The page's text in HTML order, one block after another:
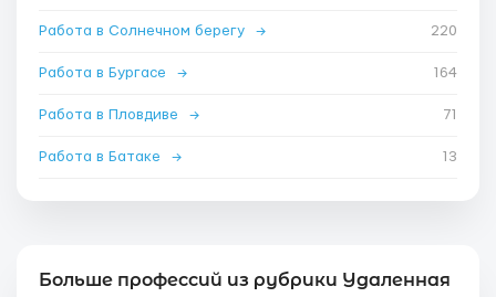
Работа в Солнечном берегу → 220
Работа в Бургасе → 164
Работа в Пловдиве → 71
Работа в Батаке → 13
Больше профессий из рубрики Удаленная